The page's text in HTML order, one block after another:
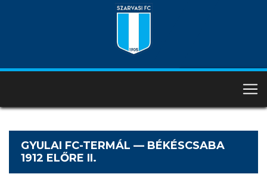
GYULAI FC-TERMÁL — BÉKÉSCSABA
1912 ELŐRE II.